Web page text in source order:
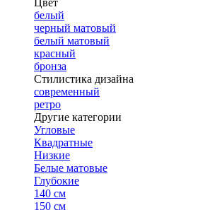
Цвет
белый
черный матовый
белый матовый
красный
бронза
Стилистика дизайна
современный
ретро
Другие категории
Угловые
Квадратные
Низкие
Белые матовые
Глубокие
140 см
150 см